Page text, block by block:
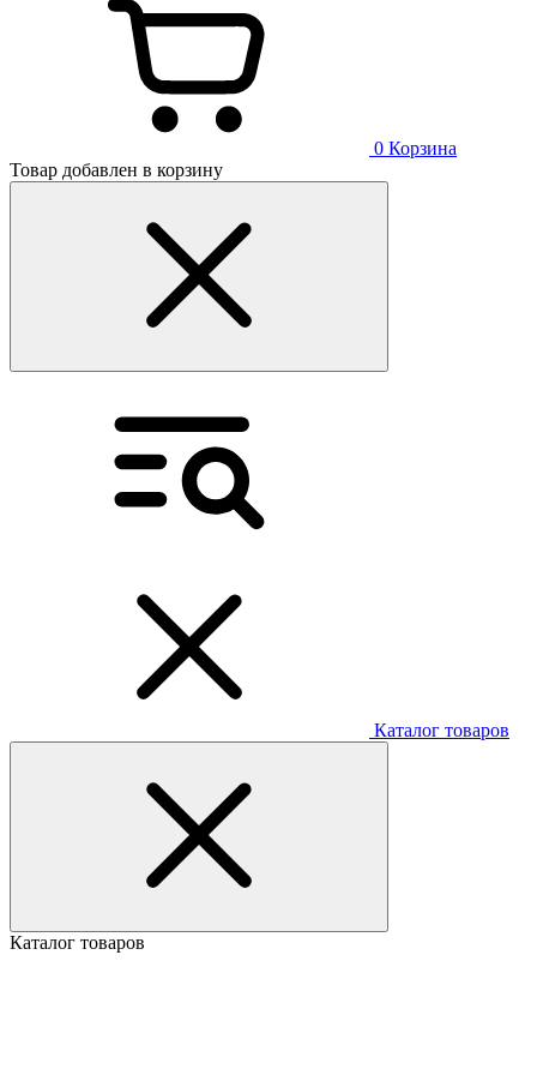
0 Корзина
Товар добавлен в корзину
Каталог товаров
Каталог товаров